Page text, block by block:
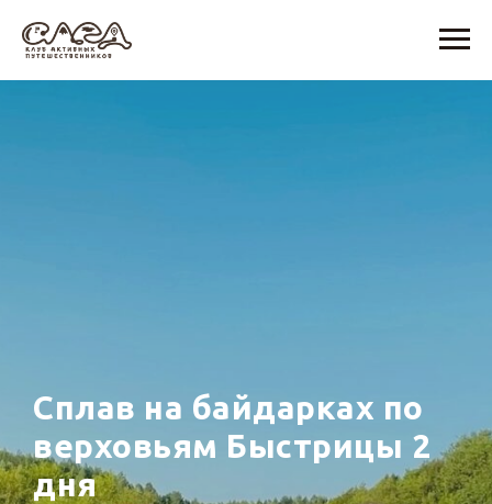
Сплав на байдарках по
верховьям Быстрицы 2
дня